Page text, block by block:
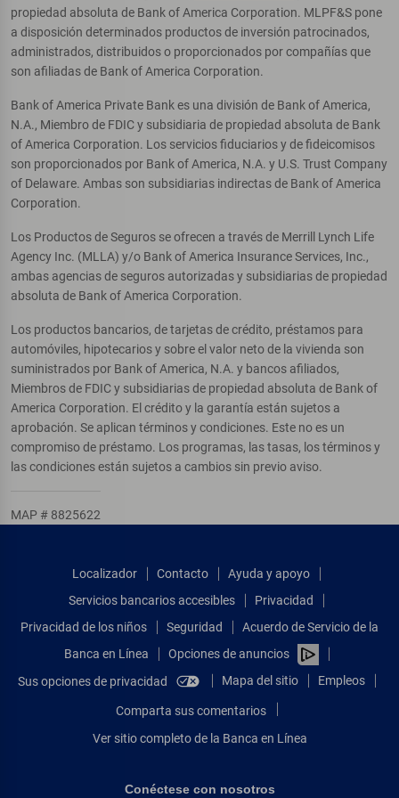
propiedad absoluta de Bank of America Corporation. MLPF&S pone
a disposición determinados productos de inversión patrocinados,
administrados, distribuidos o proporcionados por compañías que
son afiliadas de Bank of America Corporation.
Bank of America Private Bank es una división de Bank of America,
N.A., Miembro de FDIC y subsidiaria de propiedad absoluta de Bank
of America Corporation. Los servicios fiduciarios y de fideicomisos
son proporcionados por Bank of America, N.A. y U.S. Trust Company
of Delaware. Ambas son subsidiarias indirectas de Bank of America
Corporation.
Los Productos de Seguros se ofrecen a través de Merrill Lynch Life
Agency Inc. (MLLA) y/o Bank of America Insurance Services, Inc.,
ambas agencias de seguros autorizadas y subsidiarias de propiedad
absoluta de Bank of America Corporation.
Los productos bancarios, de tarjetas de crédito, préstamos para
automóviles, hipotecarios y sobre el valor neto de la vivienda son
suministrados por Bank of America, N.A. y bancos afiliados,
Miembros de FDIC y subsidiarias de propiedad absoluta de Bank of
America Corporation. El crédito y la garantía están sujetos a
aprobación. Se aplican términos y condiciones. Este no es un
compromiso de préstamo. Los programas, las tasas, los términos y
las condiciones están sujetos a cambios sin previo aviso.
MAP # 8825622
Localizador Contacto
Ayuda y apoyo
Servicios bancarios accesibles
Privacidad
Privacidad de los niños
Seguridad
Acuerdo de Servicio de la
Banca en Línea
Opciones de anuncios
Sus opciones de privacidad
Mapa del sitio Empleos
Comparta sus comentarios
Ver sitio completo de la Banca en Línea
Conéctese con nosotros